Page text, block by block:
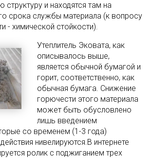
структуру и находятся там на
срока службы материала (к вопросу
- химической стойкости).
Утеплитель Эковата, как
описывалось выше,
является обычной бумагой и
горит, соответственно, как
обычная бумага. Снижение
горючести этого материала
может быть обусловлено
лишь введением
со временем (1-3 года)
нивелируются.В интернете
ролик с поджиганием трех